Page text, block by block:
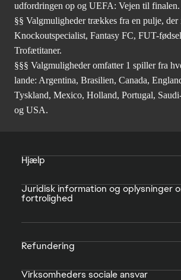
udfordringen op og UEFA: Vejen til finalen.
§§ Valgmuligheder trækkes fra en pulje, der
Knockoutspecialist, Fantasy FC, FUT-
Trofætitaner.
§§§ Valgmuligheder omfatter 1 spiller fra
lande: Argentina, Brasilien, Canada,
Tyskland, Mexico, Holland, Portugal,
og USA.
Hjælp
Juridisk information og oplysninger
fortrolighed
Refundering
Virksomheders sociale ansvar